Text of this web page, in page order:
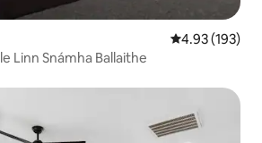
Meánrátáil
4.93 (193)
Linn Snámha Ballaithe